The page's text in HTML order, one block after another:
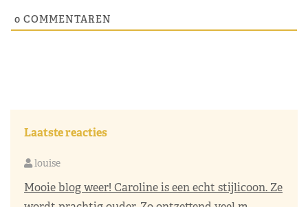
0 COMMENTAREN
Laatste reacties
louise
Mooie blog weer! Caroline is een echt stijlicoon. Ze